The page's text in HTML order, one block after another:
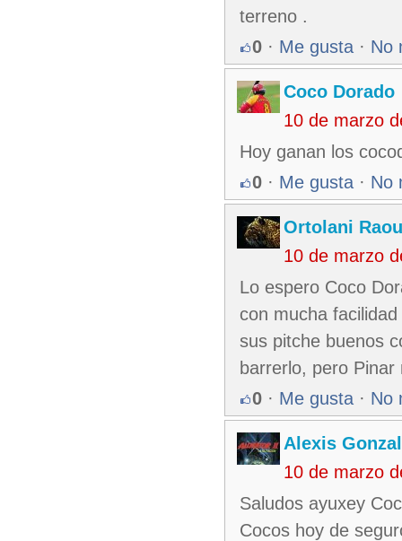
terreno .
0 · Me gusta · No
Coco Dorado
10 de marzo
Hoy ganan los
0 · Me gusta · No
Ortolani
10 de marzo
Lo espero Coco
con mucha
sus pitche buenos
barrerlo, pero
0 · Me gusta · No
Alexis
10 de marzo
Saludos ayuxey
Cocos hoy de